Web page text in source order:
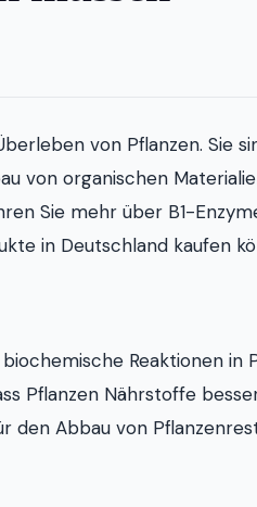
von Pflanzen. Sie
von organischen
Sie mehr über B1-
in Deutschland kaufen
Reaktionen in
Pflanzen Nährstoffe
den Abbau von